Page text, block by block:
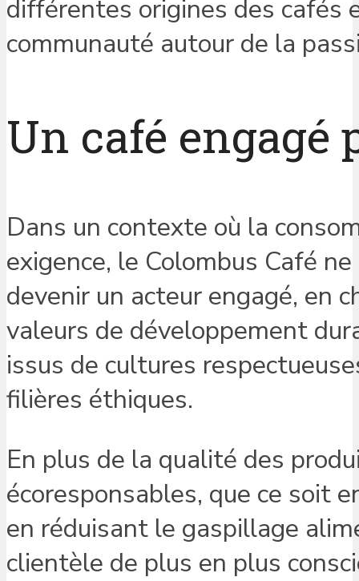
différentes origines des cafés
communauté autour de la
Un café engagé
Dans un contexte où la
exigence, le Colombus Café
devenir un acteur engagé, en
valeurs de développement
issus de cultures
filières éthiques.
En plus de la qualité des
écoresponsables, que ce soit
en réduisant le gaspillage
clientèle de plus en plus